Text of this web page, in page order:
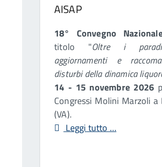
AISAP
18° Convegno
titolo "Oltre i
aggiornamenti e
disturbi della dinamica
14 - 15 novembre 2026
Congressi Molini Marzoli
(VA).
Leggi tutto …